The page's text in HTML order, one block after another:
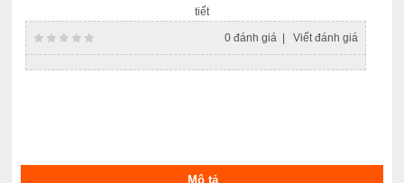
tiết
0 đánh giá| Viết đánh giá
Mô tả